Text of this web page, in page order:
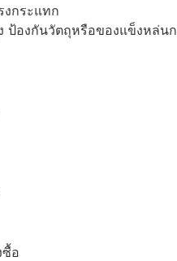
กระแทก
ป้องกันวัตถุหรือของแข็งหล่น
อ